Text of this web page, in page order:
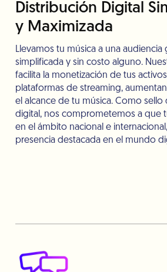
Distribución Digital
y Maximizada
Llevamos tu música a una
simplificada y sin costo alguno.
facilita la monetización de tus
plataformas de streaming,
el alcance de tu música. Como sello
digital, nos comprometemos a que
en el ámbito nacional e
presencia destacada en el mundo